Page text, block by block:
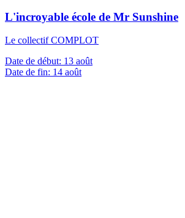
L'incroyable école de Mr Sunshine
Le collectif COMPLOT
Date de début: 13 août
Date de fin: 14 août